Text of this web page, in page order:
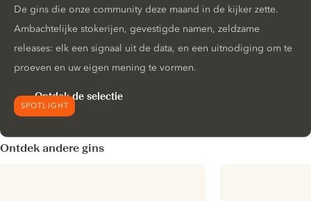
SPOTLIGHT
De gins die onze community deze maand in de kijker zette.
Ambachtelijke stokerijen, gevestigde namen, zeldzame
releases: elk een signaal uit de data, en een uitnodiging om te
proeven en uw eigen mening te vormen.
Ontdek de selectie
Ontdek andere gins